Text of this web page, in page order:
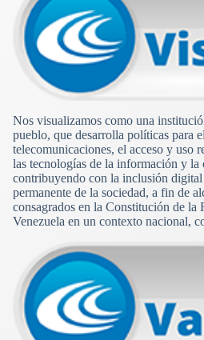
Nos visualizamos como una
pueblo, que desarrolla políticas para
telecomunicaciones, el acceso y uso
las tecnologías de la información y la
contribuyendo con la inclusión
permanente de la sociedad, a fin de
consagrados en la Constitución de
Venezuela en un contexto nacional,